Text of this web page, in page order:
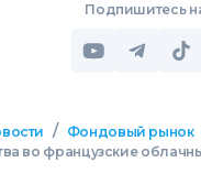
Подпишитесь
/ Фондовый рынок
во французские